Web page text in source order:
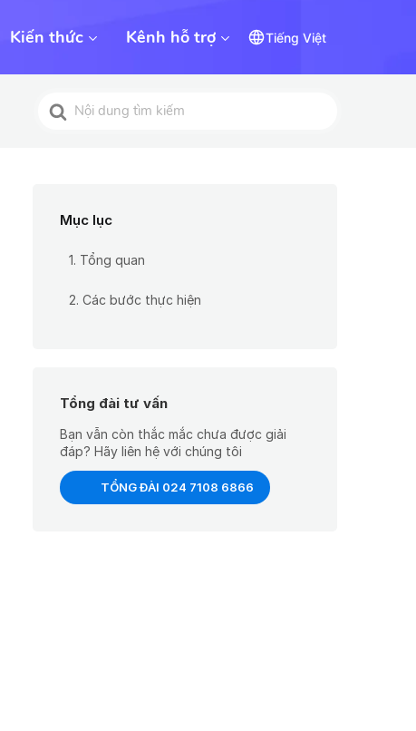
Kiến thức Kênh hỗ trợ Tiếng Việt
Tìm
kiếm
Mục lục
1. Tổng quan
2. Các bước thực hiện
Tổng đài tư vấn
Bạn vẫn còn thắc mắc chưa được giải
đáp? Hãy liên hệ với chúng tôi
TỔNG ĐÀI 024 7108 6866